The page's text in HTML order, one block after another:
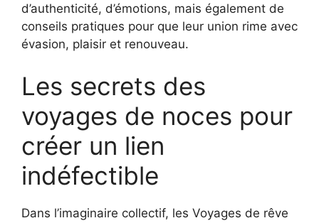
d’authenticité, d’émotions, mais également de
conseils pratiques pour que leur union rime avec
évasion, plaisir et renouveau.
Les secrets des
voyages de noces pour
créer un lien
indéfectible
Dans l’imaginaire collectif, les Voyages de rêve